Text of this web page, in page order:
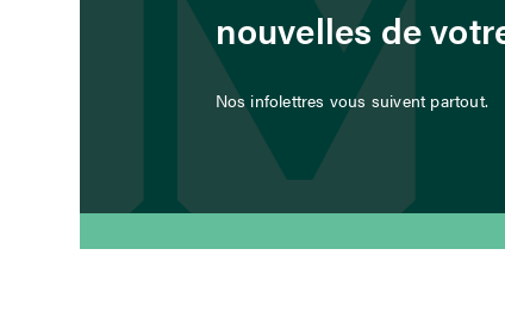
nouvelles de
Nos infolettres vous suivent partout.